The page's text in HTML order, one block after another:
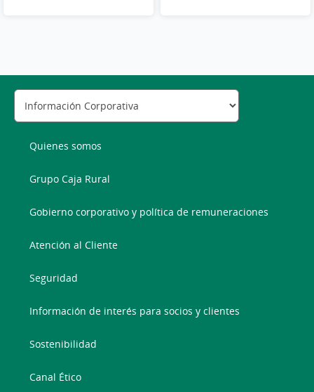
Quienes somos
Grupo Caja Rural
Gobierno corporativo y política de remuneraciones
Atención al Cliente
Seguridad
Información de interés para socios y clientes
Sostenibilidad
Canal Ético